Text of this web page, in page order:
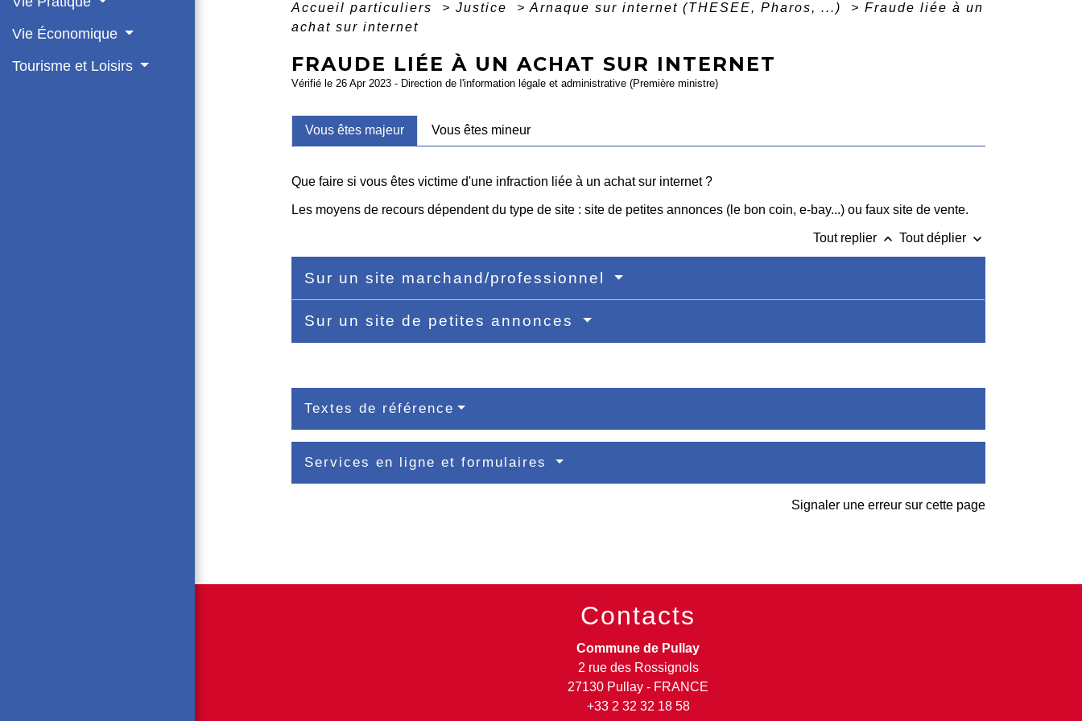
Vie Économique
Tourisme et Loisirs
Accueil particuliers > Justice > Arnaque sur internet (THESEE, Pharos, ...) > Fraude liée à un
achat sur internet
FRAUDE LIÉE À UN ACHAT SUR INTERNET
Vérifié le 26 Apr 2023 - Direction de l'information légale et administrative (Première ministre)
Vous êtes majeur Vous êtes mineur
Que faire si vous êtes victime d'une infraction liée à un achat sur internet ?
Les moyens de recours dépendent du type de site : site de petites annonces (le bon coin, e-bay...) ou faux site de vente.
Tout replier keyboard_arrow_up Tout déplier keyboard_arrow_down
Sur un site marchand/professionnel
Sur un site de petites annonces
Textes de référence
Services en ligne et formulaires
Signaler une erreur sur cette page
Contacts
Commune de Pullay
2 rue des Rossignols
27130 Pullay - FRANCE
+33 2 32 32 18 58